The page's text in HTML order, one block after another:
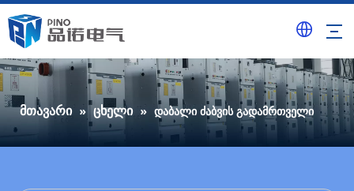
მთავარი » ცხელი » დაბალი ძაბვის გადამრთველი